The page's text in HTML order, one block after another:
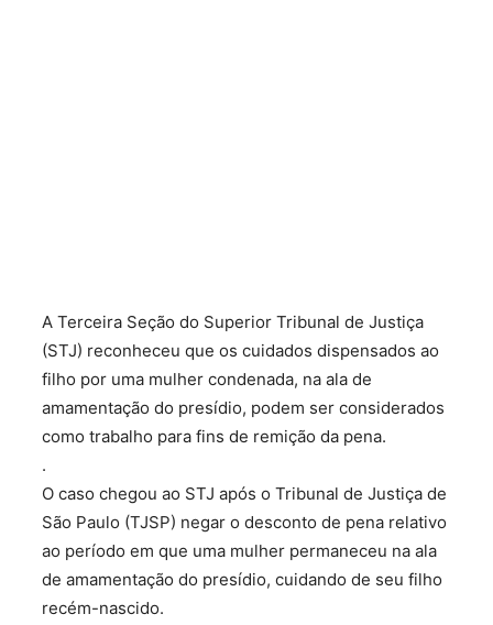
A Terceira Seção do Superior Tribunal de Justiça
(STJ) reconheceu que os cuidados dispensados ao
filho por uma mulher condenada, na ala de
amamentação do presídio, podem ser considerados
como trabalho para fins de remição da pena.
.
O caso chegou ao STJ após o Tribunal de Justiça de
São Paulo (TJSP) negar o desconto de pena relativo
ao período em que uma mulher permaneceu na ala
de amamentação do presídio, cuidando de seu filho
recém-nascido.